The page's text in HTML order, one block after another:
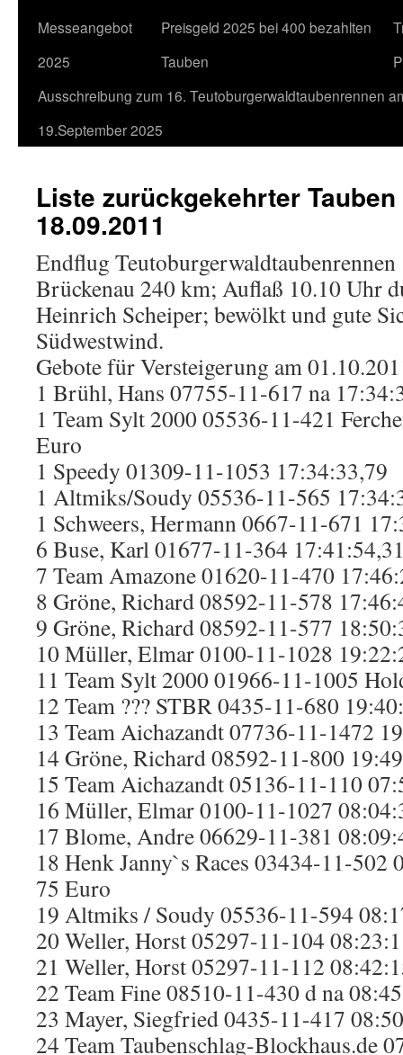
Messeangebot
2025
Preisgeld 2025 bei 400 bezahlten
Tauben
Ausschreibung zum 16. Teutoburgerwaldtaubenrennen
19.September 2025
Liste zurückgekehrter
18.09.2011
Endflug
Brückenau 240 km; Auflaß 10.10 Uhr
Heinrich Scheiper; bewölkt und gute
Südwestwind.
Gebote für Versteigerung am
1 Brühl, Hans 07755-11-617 na
1 Team Sylt 2000 05536-11-421
Euro
1 Speedy 01309-11-1053 17:34:33,79
1 Altmiks/Soudy 05536-11-565
1 Schweers, Hermann 0667-11-671
6 Buse, Karl 01677-11-364
7 Team Amazone 01620-11-470
8 Gröne, Richard 08592-11-578
9 Gröne, Richard 08592-11-577
10 Müller, Elmar 0100-11-1028
11 Team Sylt 2000 01966-11-1005
12 Team ??? STBR 0435-11-680
13 Team Aichazandt 07736-11-1472
14 Gröne, Richard 08592-11-800
15 Team Aichazandt 05136-11-110
16 Müller, Elmar 0100-11-1027
17 Blome, Andre 06629-11-381
18 Henk Janny`s Races 03434-11-502
75 Euro
19 Altmiks / Soudy 05536-11-594
20 Weller, Horst 05297-11-104
21 Weller, Horst 05297-11-112
22 Team Fine 08510-11-430 d na
23 Mayer, Siegfried 0435-11-417
24 Team Taubenschlag-Blockhaus.de